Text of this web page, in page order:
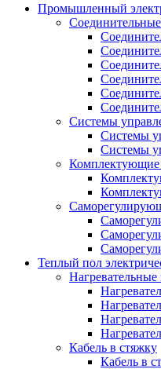
Промышленный
Системы
Системы
Системы
Комплектующие
Теплый пол
Кабель в стяжку
Кабель в